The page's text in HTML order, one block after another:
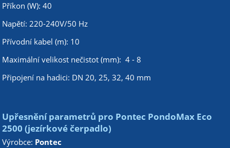
Příkon (W): 40
Napětí: 220-240V/50 Hz
Přívodní kabel (m): 10
Maximální velikost nečistot (mm): 4 - 8
Připojení na hadici: DN 20, 25, 32, 40 mm
Upřesnění parametrů pro Pontec PondoMax Eco
2500 (jezírkové čerpadlo)
Výrobce: Pontec